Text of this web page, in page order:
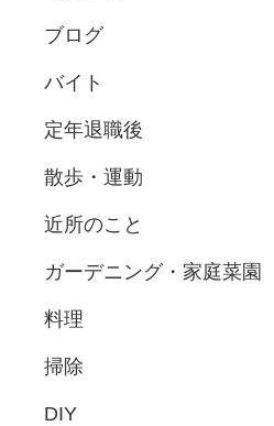
ブログ
バイト
定年退職後
散歩・運動
近所のこと
ガーデニング・家庭菜園
料理
掃除
DIY